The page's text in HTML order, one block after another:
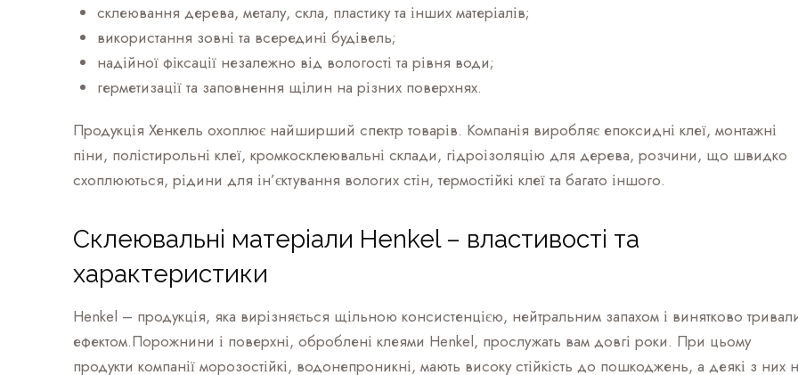
склеювання дерева, металу, скла, пластику та інших матеріалів;
використання зовні та всередині будівель;
надійної фіксації незалежно від вологості та рівня води;
герметизації та заповнення щілин на різних поверхнях.
Продукція Хенкель охоплює найширший спектр товарів. Компанія виробляє епоксидні клеї, монтажні
піни, полістирольні клеї, кромкосклеювальні склади, гідроізоляцію для дерева, розчини, що швидко
схоплюються, рідини для ін’єктування вологих стін, термостійкі клеї та багато іншого.
Склеювальні матеріали Henkel – властивості та
характеристики
Henkel – продукція, яка вирізняється щільною консистенцією, нейтральним запахом і винятково
ефектом.Порожнини і поверхні, оброблені клеями Henkel, прослужать вам довгі роки. При цьому
продукти компанії морозостійкі, водонепроникні, мають високу стійкість до пошкоджень, а деякі з них